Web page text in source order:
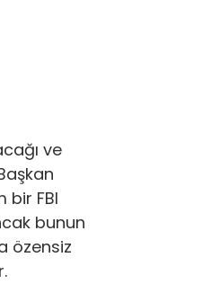
ve
bir FBI
bunun
özensiz